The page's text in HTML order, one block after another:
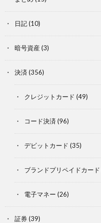
日記(10)
暗号資産 (3)
決済 (356)
クレジットカード (49)
コード決済 (96)
デビットカード (35)
ブランドプリペイドカード
電子マネー (26)
証券(39)